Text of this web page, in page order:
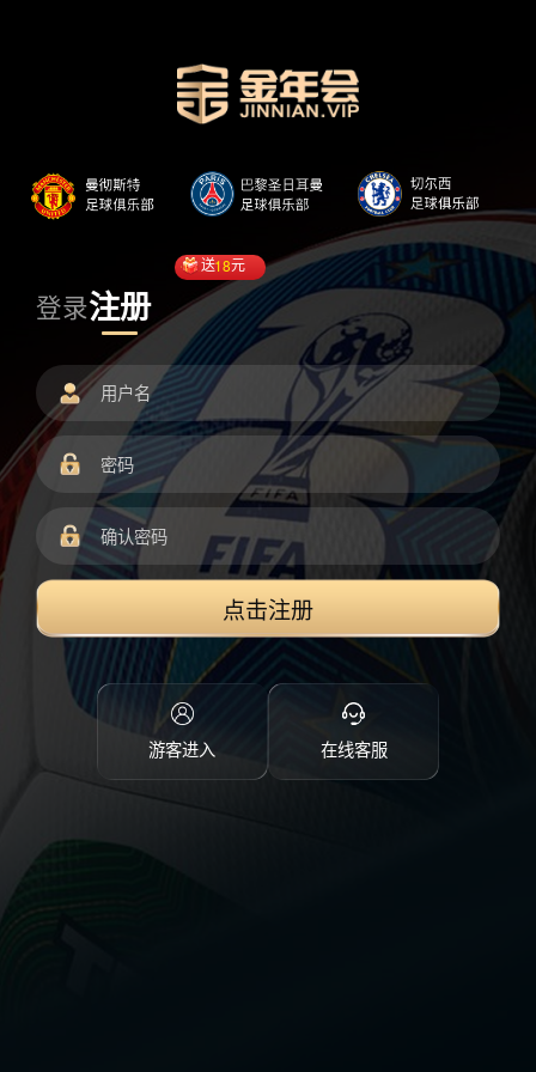
登录注册
送18元
点击注册
游客进入 在线客服